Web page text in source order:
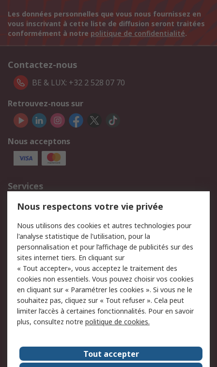
Les données personnelles que vous nous fournissez en
vous inscrivant à cette liste de diffusion seront traitées
conformément à notre politique de confidentialité.
Contactez-nous
BE & LUX: +32 2 528 07 70
Retrouvez-nous sur
Nous acceptons
Services
750.000 produits
2.500 marques
Retours
Support technique
Track & trace
Legal
Politique de cookies
Sécurité des e-mails
Politique de protection
des données - Mise à
jour
Conditions générales
de vente
A propos de RS
Nous respectons votre vie privée
Nous utilisons des cookies et autres technologies pour
l'analyse statistique de l'utilisation, pour la
personnalisation et pour l’affichage de publicités sur des
sites internet tiers. En cliquant sur
« Tout accepter», vous acceptez le traitement des
cookies non essentiels. Vous pouvez choisir vos cookies
en cliquant sur « Paramétrer les cookies ». Si vous ne le
souhaitez pas, cliquez sur « Tout refuser ». Cela peut
limiter l’accès à certaines fonctionnalités. Pour en savoir
plus, consultez notre politique de cookies.
Tout accepter